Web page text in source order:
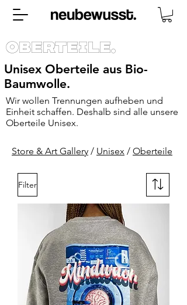
Oberteile.
Unisex Oberteile aus Bio-
Baumwolle.
Wir wollen Trennungen aufheben und
Einheit schaffen. Deshalb sind alle unsere
Oberteile Unisex.
Filter
Store & Art Gallery / Unisex / Oberteile